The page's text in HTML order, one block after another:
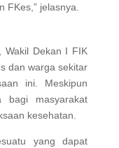
FKes,” jelasnya.
Wakil Dekan I FIK
dan warga sekitar
ini. Meskipun
bagi masyarakat
kesehatan.
yang dapat